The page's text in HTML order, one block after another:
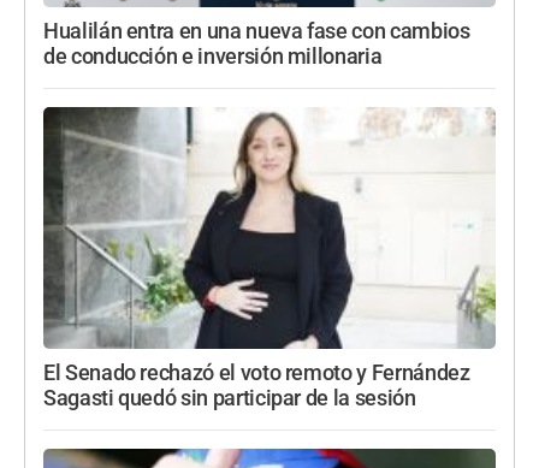
Hualilán entra en una nueva fase con cambios
de conducción e inversión millonaria
El Senado rechazó el voto remoto y Fernández
Sagasti quedó sin participar de la sesión